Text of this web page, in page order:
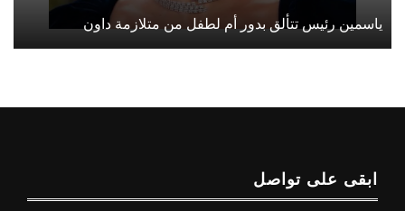
ياسمين رئيس تتألق بدور أم لطفل من متلازمة داون
ابقى على تواصل